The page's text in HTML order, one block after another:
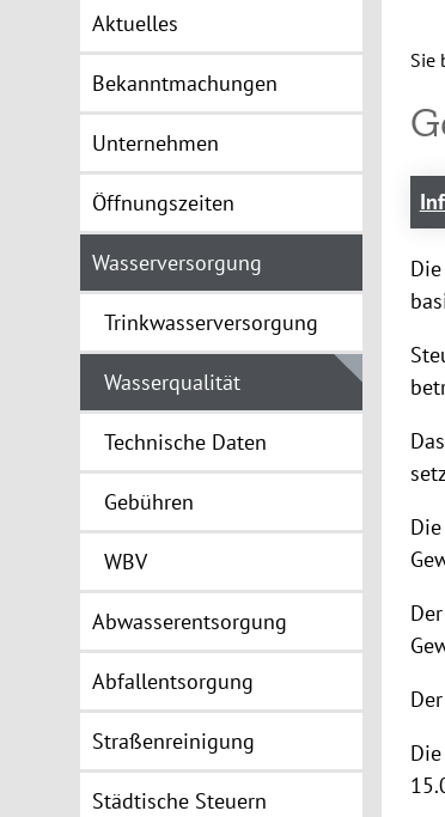
Aktuelles
Bekanntmachungen
Unternehmen
Öffnungszeiten
Wasserversorgung
Trinkwasserversorgung
Wasserqualität
Technische Daten
Gebühren
WBV
Abwasserentsorgung
Abfallentsorgung
Straßenreinigung
Städtische Steuern
Sie